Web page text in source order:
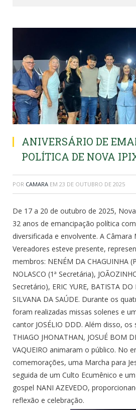
ANIVERSÁRIO DE
POLÍTICA DE NOVA
POR CAMARA EM 23 DE OUTUBRO DE 2025
De 17 a 20 de outubro de 2025,
32 anos de emancipação política
diversificada e envolvente. A Câmara
Vereadores esteve presente,
membros: NENÉM DA CHAGUINHA
NOLASCO (1ª Secretária),
Secretário), ERIC YURE, BATISTA DO
SILVANA DA SAÚDE. Durante os
foram realizadas missas solenes e
cantor JOSÉLIO DDD. Além disso,
THIAGO JHONATHAN, JOSUÉ BOM
VAQUEIRO animaram o público. No
comemorações, uma Marcha para
seguida de um Culto Ecumênico e
gospel NANI AZEVEDO,
reflexão e celebração.